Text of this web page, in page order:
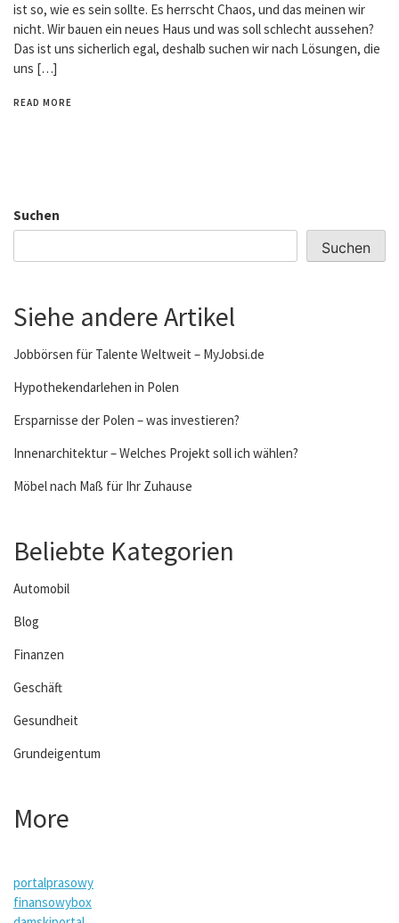
ist so, wie es sein sollte. Es herrscht Chaos, und das meinen wir
nicht. Wir bauen ein neues Haus und was soll schlecht aussehen?
Das ist uns sicherlich egal, deshalb suchen wir nach Lösungen, die
uns […]
READ MORE
Suchen
Suchen
Siehe andere Artikel
Jobbörsen für Talente Weltweit – MyJobsi.de
Hypothekendarlehen in Polen
Ersparnisse der Polen – was investieren?
Innenarchitektur – Welches Projekt soll ich wählen?
Möbel nach Maß für Ihr Zuhause
Beliebte Kategorien
Automobil
Blog
Finanzen
Geschäft
Gesundheit
Grundeigentum
More
portalprasowy
finansowybox